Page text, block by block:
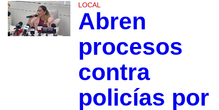
LOCAL
Abren
procesos
contra
policías por